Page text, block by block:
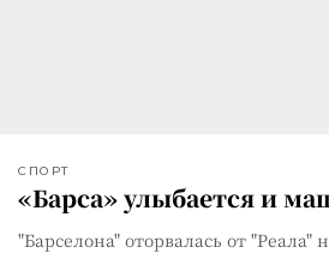
СПОРТ
«Барса» улыбается и
"Барселона" оторвалась от "Реала"